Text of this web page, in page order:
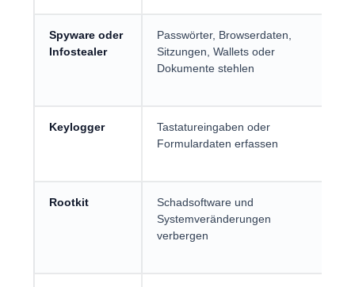
Spyware oder
Infostealer
Passwörter, Browserdaten,
Sitzungen, Wallets oder
Dokumente stehlen
Keylogger
Tastatureingaben oder
Formulardaten erfassen
Rootkit
Schadsoftware und
Systemveränderungen
verbergen